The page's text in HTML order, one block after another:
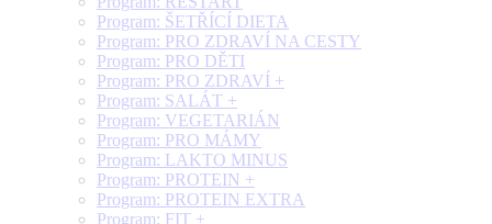
Program: ŠETŘÍCÍ DIETA
Program: PRO ZDRAVÍ NA CESTY
Program: PRO DĚTI
Program: PRO ZDRAVÍ +
Program: SALÁT +
Program: VEGETARIÁN
Program: PRO MÁMY
Program: LAKTO MINUS
Program: PROTEIN +
Program: PROTEIN EXTRA
Program: FIT +